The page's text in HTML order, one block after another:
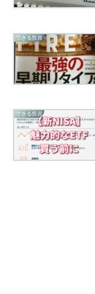
できる投資
できる投資